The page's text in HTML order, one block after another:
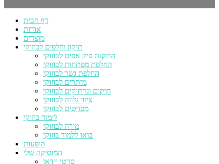
דף הבית
אודות
מוצרים
תיקון וחלפים לבוזוקי
התקנת פיק אפים לבוזוקי
החלפת מפתחות לבוזוקי
החלפת גשר לבוזוקי
מיתרים לבוזוקי
תיקים ונרתיקים לבוזוקי
ציוד נלווה לבוזוקי
מפרטים לבוזוקי
לימוד בוזוקי
מורה לבוזוקי
בואו ללמוד בוזוקי
הופעות
המוסיקה שלי
סרטי וידאו